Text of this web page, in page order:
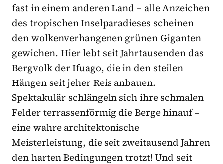
fast in einem anderen Land – alle Anzeichen
des tropischen Inselparadieses scheinen
den wolkenverhangenen grünen Giganten
gewichen. Hier lebt seit Jahrtausenden das
Bergvolk der Ifuago, die in den steilen
Hängen seit jeher Reis anbauen.
Spektakulär schlängeln sich ihre schmalen
Felder terrassenförmig die Berge hinauf –
eine wahre architektonische
Meisterleistung, die seit zweitausend Jahren
den harten Bedingungen trotzt! Und seit